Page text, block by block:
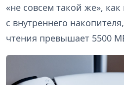
«не совсем такой же», как
с внутреннего
чтения превышает 5500